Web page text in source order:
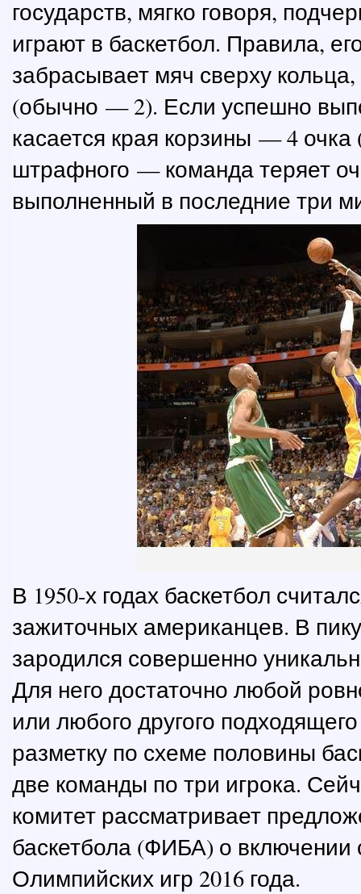
государств, мягко говоря,
играют в баскетбол. Правила,
забрасывает мяч сверху
(обычно — 2). Если успешно
касается края корзины — 4
штрафного — команда теряет
выполненный в последние три
В 1950-х годах баскетбол
зажиточных американцев. В
зародился совершенно
Для него достаточно любой
или любого другого
разметку по схеме половины
две команды по три игрока.
комитет рассматривает
баскетбола (ФИБА) о включении
Олимпийских игр 2016 года.